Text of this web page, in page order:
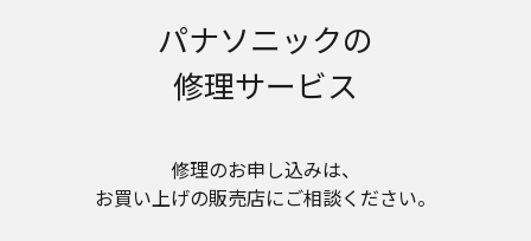
取扱説明書中に記載する安全上のご注意は、法的
規制などの変化に応じて変更する場合がありま
す。お手持ちの商品に関し、本ウェブサイトに公
お近くの当社商品の取扱店、または当社サービス
会社に直接お問い合わせください。
パナソニックの
修理サービス
修理のお申し込みは、​
お買い上げの販売店にご相談ください。​